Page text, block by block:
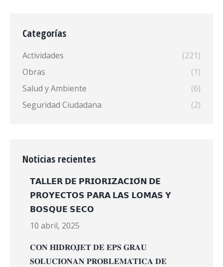
Categorías
Actividades
(221)
Obras
(1)
Salud y Ambiente
(6)
Seguridad Ciudadana
(2)
Noticias recientes
𝗧𝗔𝗟𝗟𝗘𝗥 𝗗𝗘 𝗣𝗥𝗜𝗢𝗥𝗜𝗭𝗔𝗖𝗜𝗢́𝗡 𝗗𝗘
𝗣𝗥𝗢𝗬𝗘𝗖𝗧𝗢𝗦 𝗣𝗔𝗥𝗔 𝗟𝗔𝗦 𝗟𝗢𝗠𝗔𝗦 𝗬
𝗕𝗢𝗦𝗤𝗨𝗘 𝗦𝗘𝗖𝗢
10 abril, 2025
𝐂𝐎𝐍 𝐇𝐈𝐃𝐑𝐎𝐉𝐄𝐓 𝐃𝐄 𝐄𝐏𝐒 𝐆𝐑𝐀𝐔
𝐒𝐎𝐋𝐔𝐂𝐈𝐎𝐍𝐀𝐍 𝐏𝐑𝐎𝐁𝐋𝐄𝐌𝐀́𝐓𝐈𝐂𝐀 𝐃𝐄